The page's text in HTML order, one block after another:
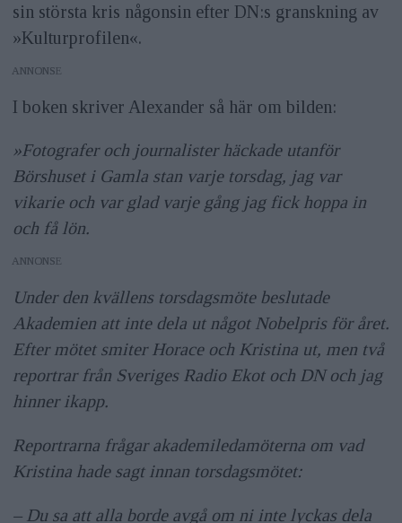
sin största kris någonsin efter DN:s granskning av
»Kulturprofilen«.
ANNONS
I boken skriver Alexander så här om bilden:
»Fotografer och journalister häckade utanför
Börshuset i Gamla stan varje torsdag, jag var
vikarie och var glad varje gång jag fick hoppa in
och få lön.
ANNONS
Under den kvällens torsdagsmöte beslutade
Akademien att inte dela ut något Nobelpris för året.
Efter mötet smiter Horace och Kristina ut, men två
reportrar från Sveriges Radio Ekot och DN och jag
hinner ikapp.
Reportrarna frågar akademiledamöterna om vad
Kristina hade sagt innan torsdagsmötet:
– Du sa att alla borde avgå om ni inte lyckas dela